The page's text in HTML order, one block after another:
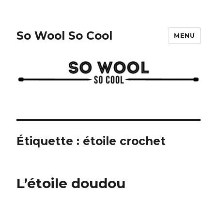
So Wool So Cool MENU
Étiquette : étoile crochet
L’étoile doudou